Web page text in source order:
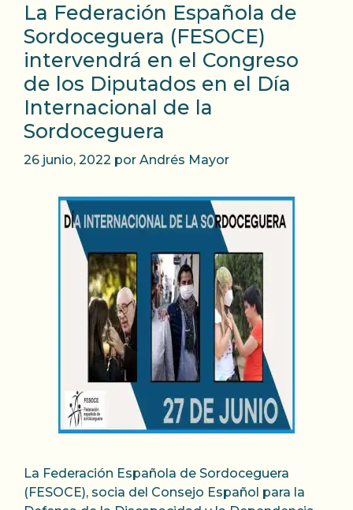
La Federación Española de
Sordoceguera (FESOCE)
intervendrá en el Congreso
de los Diputados en el Día
Internacional de la
Sordoceguera
26 junio, 2022 por Andrés Mayor
La Federación Española de Sordoceguera
(FESOCE), socia del Consejo Español para la